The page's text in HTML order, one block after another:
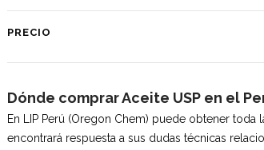
PRECIO
Dónde comprar Aceite USP en el
En LIP Perú (Oregon Chem) puede obtener toda
encontrará respuesta a sus dudas técnicas